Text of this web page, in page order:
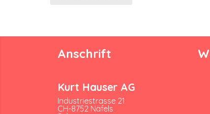
Anschrift
Kurt Hauser AG
Industriestrasse 21
CH-8752 Näfels